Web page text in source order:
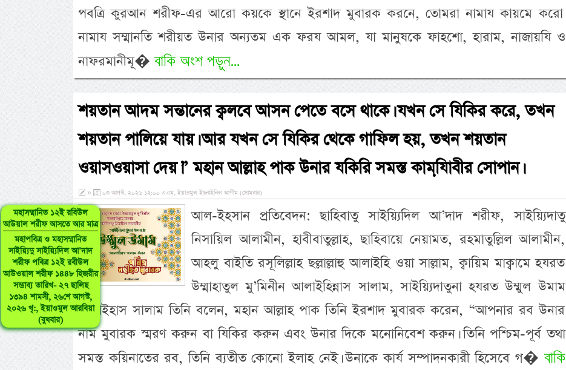
মহাসম্মানিত ১২ই রবিউল
আউয়াল শরীফ আসতে আর মাত্র
মহাপবিত্র ও মহাসম্মানিত
সাইয়্যিদু সাইয়্যিদিল আ’দাদ
শরীফ পবিত্র ১২ই রবীউল
আউওয়াল শরীফ ১৪৪৮ হিজরীর
সম্ভাব্য তারিখ- ২৭ ছালিছ
১৩৯৪ শামসী, ২৬শে আগস্ট,
২০২৬ খৃ:, ইয়াওমুল আরবিয়া
(বুধবার)
পবত্রি কুরআন শরীফ-এর আরো কয়কে স্থানে ইরশাদ মুবারক করনে, তোমরা নামায কায়মে করো।
নামায সম্মানতি শরীয়ত উনার অন্যতম এক ফরয আমল, যা মানুষকে ফাহশো, হারাম, নাজায়যি ও
নাফরমানীমূ� বাকি অংশ পড়ুন...
শয়তান আদম সন্তানের ক্বলবে আসন পেতে বসে থাকে। যখন সে যিকির করে, তখন
শয়তান পালিয়ে যায়। আর যখন সে যিকির থেকে গাফিল হয়, তখন শয়তান
ওয়াসওয়াসা দেয়।” মহান আল্লাহ পাক উনার যকিরি সমস্ত কামযি়াবীর সোপান।
» ০৩ আগস্ট, ২০২৬ ১২:০০ এএম, ইয়াওমুল ইছনাইনিল আযীম (সোমবার)
আল-ইহসান প্রতিবেদন: ছাহিবাতু সাইয়্যিদিল আ’দাদ শরীফ, সাইয়্যিদাতু
নিসায়িল আলামীন, হাবীবাতুল্লাহ, ছাহিবায়ে নেয়ামত, রহমাতুল্লিল আলামীন,
আহলু বাইতি রসূলিল্লাহ ছল্লাল্লাহু আলাইহি ওয়া সাল্লাম, ক্বায়িম মাক্বামে হযরত
উম্মাহাতুল মু’মিনীন আলাইহিন্নাস সালাম, সাইয়্যিদাতুনা হযরত উম্মুল উমাম
আলাইহাস সালাম তিনি বলেন, মহান আল্লাহ পাক তিনি ইরশাদ মুবারক করেন, “আপনার রব উনার
নাম মুবারক স্মরণ করুন বা যিকির করুন এবং উনার দিকে মনোনিবেশ করুন। তিনি পশ্চিম-পূর্ব তথা
সমস্ত কয়িনাতের রব, তিনি ব্যতীত কোনো ইলাহ নেই। উনাকে কার্য সম্পাদনকারী হিসেবে গ� বাকি